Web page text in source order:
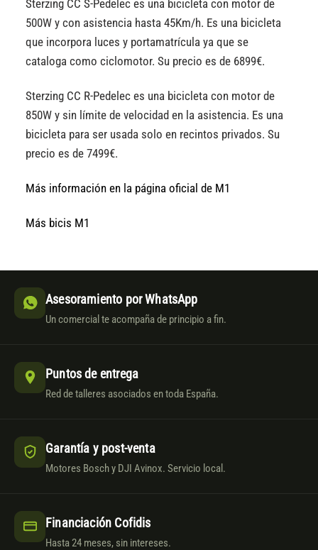
Sterzing CC S-Pedelec es una bicicleta con motor de
500W y con asistencia hasta 45Km/h. Es una bicicleta
que incorpora luces y portamatrícula ya que se
cataloga como ciclomotor. Su precio es de 6899€.
Sterzing CC R-Pedelec es una bicicleta con motor de
850W y sin límite de velocidad en la asistencia. Es una
bicicleta para ser usada solo en recintos privados. Su
precio es de 7499€.
Más información en la página oficial de M1
Más bicis M1
Asesoramiento por WhatsApp
Un comercial te acompaña de principio a fin.
Puntos de entrega
Red de talleres asociados en toda España.
Garantía y post-venta
Motores Bosch y DJI Avinox. Servicio local.
Financiación Cofidis
Hasta 24 meses, sin intereses.